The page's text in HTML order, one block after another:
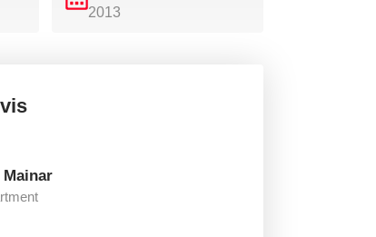
2013
Mainar